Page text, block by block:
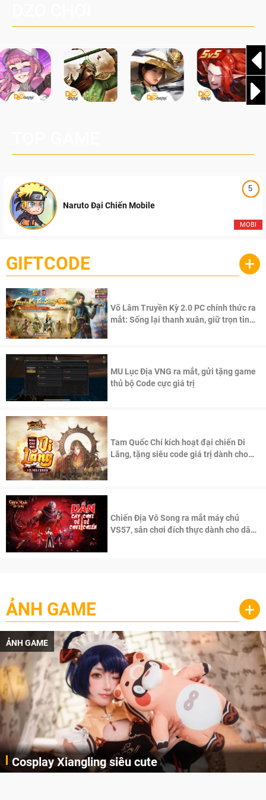
của Team Falcons, đánh dấu sự kết thúc một trong những
5
MOBI
Naruto Đại Chiến Mobile
GIFTCODE +
Võ Lâm Truyền Kỳ 2.0 PC chính thức ra
mắt: Sống lại thanh xuân, giữ trọn tinh
MU Lục Địa VNG ra mắt, gửi tặng game
thủ bộ Code cực giá trị
Tam Quốc Chí kích hoạt đại chiến Di
Lăng, tặng siêu code giá trị dành cho
Chiến Địa Vô Song ra mắt máy chủ
VS57, sân chơi đích thực dành cho dân
ẢNH GAME +
GAME
Cosplay Xiangling siêu cute